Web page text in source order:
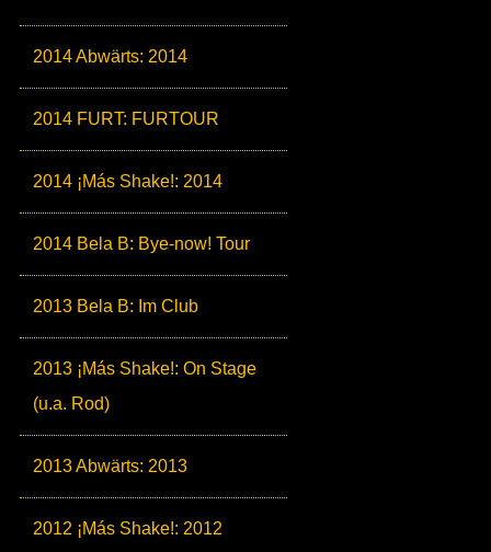
2014 Abwärts: 2014
2014 FURT: FURTOUR
2014 ¡Más Shake!: 2014
2014 Bela B: Bye-now! Tour
2013 Bela B: Im Club
2013 ¡Más Shake!: On Stage
(u.a. Rod)
2013 Abwärts: 2013
2012 ¡Más Shake!: 2012